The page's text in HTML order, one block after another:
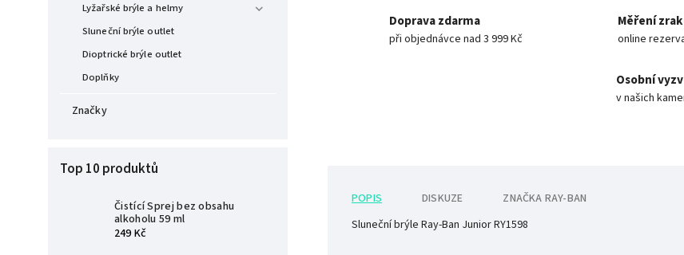
Lyžařské brýle a helmy
Sluneční brýle outlet
Dioptrické brýle outlet
Doplňky
Značky
Top 10 produktů
Čistící Sprej bez obsahu
alkoholu 59 ml
249 Kč
Doprava zdarma
při objednávce nad 3 999 Kč
Měření
online
Osobní
v našich
POPIS DISKUZE ZNAČKA RAY-BAN
Sluneční brýle Ray-Ban Junior RY1598